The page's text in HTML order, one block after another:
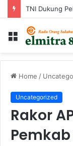
Menu
Home /
Uncategorized
Rakor